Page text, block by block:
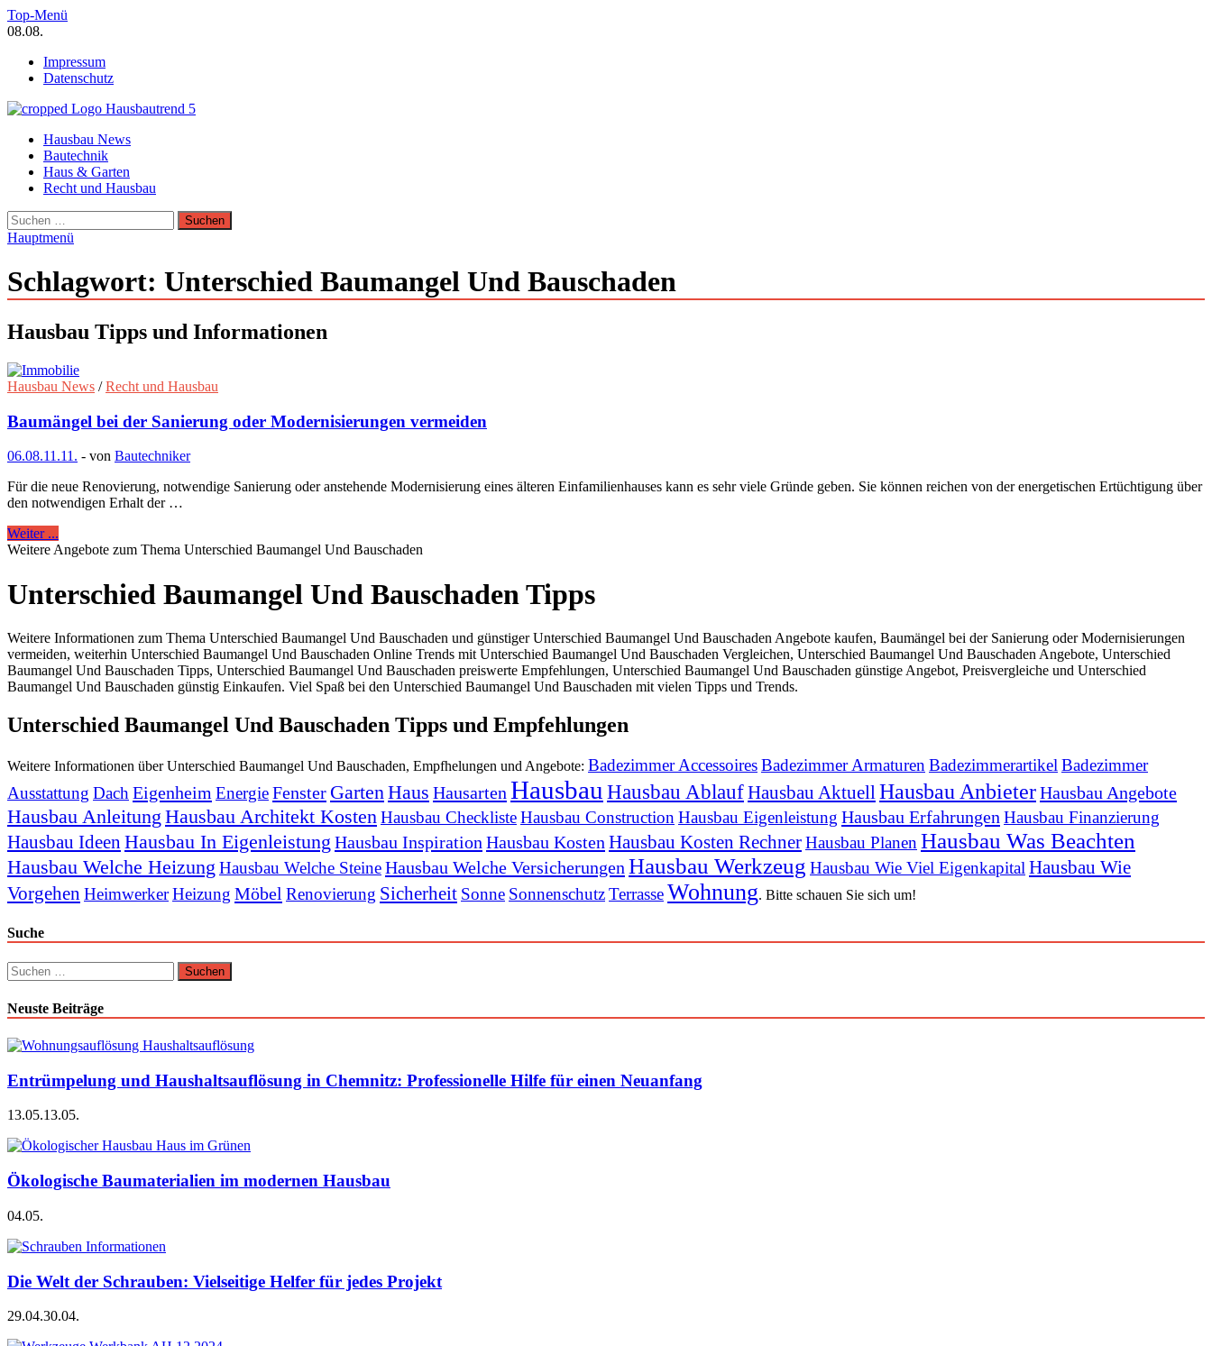
Zum
Inhalt
Top-Menü
08.08.
Impressum
Datenschutz
Hausbautrend Hausbau Trends
Hausbau, Modernisierung, Energietechnik, Haustechnik
Hausbau News
Bautechnik
Haus & Garten
Recht und Hausbau
Suchen
nach:
Hauptmenü
Schlagwort: Unterschied Baumangel Und Bauschaden
Hausbau Tipps und Informationen
Hausbau News /Recht und Hausbau
Baumängel bei der Sanierung oder Modernisierungen vermeiden
06.08.11.11. - von Bautechniker
Für die neue Renovierung, notwendige Sanierung oder anstehende Modernisierung eines älteren Einfamilienhauses kann es sehr viele Gründe geben. Sie können reichen von der energetischen Ertüchtigung über
den notwendigen Erhalt der …
Weiter ...
Weitere Angebote zum Thema Unterschied Baumangel Und Bauschaden
Unterschied Baumangel Und Bauschaden Tipps
Weitere Informationen zum Thema Unterschied Baumangel Und Bauschaden und günstiger Unterschied Baumangel Und Bauschaden Angebote kaufen, Baumängel bei der Sanierung oder Modernisierungen
vermeiden, weiterhin Unterschied Baumangel Und Bauschaden Online Trends mit Unterschied Baumangel Und Bauschaden Vergleichen, Unterschied Baumangel Und Bauschaden Angebote, Unterschied
Baumangel Und Bauschaden Tipps, Unterschied Baumangel Und Bauschaden preiswerte Empfehlungen, Unterschied Baumangel Und Bauschaden günstige Angebot, Preisvergleiche und Unterschied
Baumangel Und Bauschaden günstig Einkaufen. Viel Spaß bei den Unterschied Baumangel Und Bauschaden mit vielen Tipps und Trends.
Unterschied Baumangel Und Bauschaden Tipps und Empfehlungen
Weitere Informationen über Unterschied Baumangel Und Bauschaden, Empfhelungen und Angebote: Badezimmer AccessoiresBadezimmer Armaturen Badezimmerartikel Badezimmer
Ausstattung Dach Eigenheim EnergieFenster Garten Haus Hausarten Hausbau Hausbau AblaufHausbau AktuellHausbau AnbieterHausbau Angebote
Hausbau Anleitung Hausbau Architekt Kosten Hausbau ChecklisteHausbau Construction Hausbau Eigenleistung Hausbau Erfahrungen Hausbau Finanzierung
Hausbau Ideen Hausbau In Eigenleistung Hausbau Inspiration Hausbau Kosten Hausbau Kosten RechnerHausbau Planen Hausbau Was Beachten
Hausbau Welche Heizung Hausbau Welche SteineHausbau Welche Versicherungen Hausbau Werkzeug Hausbau Wie Viel Eigenkapital Hausbau Wie
Vorgehen HeimwerkerHeizung Möbel Renovierung Sicherheit Sonne SonnenschutzTerrasseWohnung. Bitte schauen Sie sich um!
Suche
Suchen
nach:
Neuste Beiträge
Entrümpelung und Haushaltsauflösung in Chemnitz: Professionelle Hilfe für einen Neuanfang
13.05.13.05.
Ökologische Baumaterialien im modernen Hausbau
04.05.
Die Welt der Schrauben: Vielseitige Helfer für jedes Projekt
29.04.30.04.